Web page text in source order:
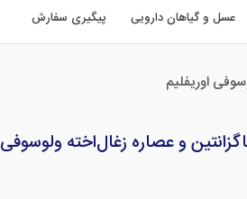
عسل و گیاهان دارویی پیگیری سفارش
اوریفلیم
و عصاره زغال‌اخته ولوسوفی